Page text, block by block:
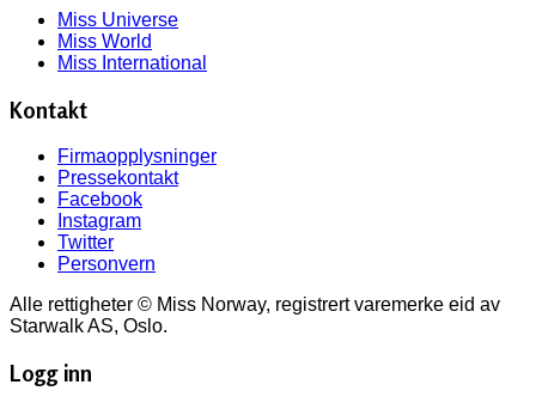
Miss Universe
Miss World
Miss International
Kontakt
Firmaopplysninger
Pressekontakt
Facebook
Instagram
Twitter
Personvern
Alle rettigheter © Miss Norway, registrert varemerke eid av
Starwalk AS, Oslo.
Logg inn